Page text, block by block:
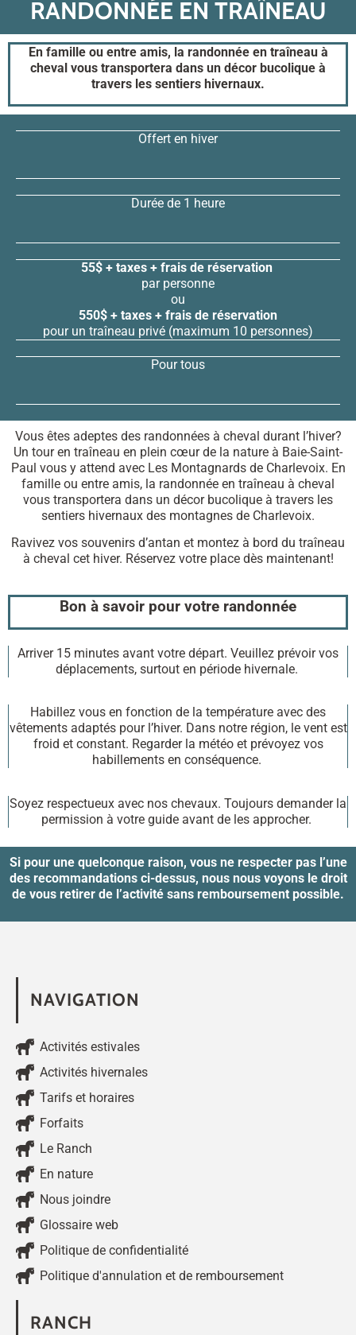
RANDONNÉE EN TRAÎNEAU
En famille ou entre amis, la randonnée en traîneau à
cheval vous transportera dans un décor bucolique à
travers les sentiers hivernaux.
Offert en hiver
Durée de 1 heure
55$ + taxes + frais de réservation
par personne
ou
550$ + taxes + frais de réservation
pour un traîneau privé (maximum 10 personnes)
Pour tous
Vous êtes adeptes des randonnées à cheval durant l’hiver?
Un tour en traîneau en plein cœur de la nature à Baie-Saint-
Paul vous y attend avec Les Montagnards de Charlevoix. En
famille ou entre amis, la randonnée en traîneau à cheval
vous transportera dans un décor bucolique à travers les
sentiers hivernaux des montagnes de Charlevoix.
Ravivez vos souvenirs d’antan et montez à bord du traîneau
à cheval cet hiver. Réservez votre place dès maintenant!
Bon à savoir pour votre randonnée
Arriver 15 minutes avant votre départ. Veuillez prévoir vos
déplacements, surtout en période hivernale.
Habillez vous en fonction de la température avec des
vêtements adaptés pour l’hiver. Dans notre région, le vent est
froid et constant. Regarder la météo et prévoyez vos
habillements en conséquence.
Soyez respectueux avec nos chevaux. Toujours demander la
permission à votre guide avant de les approcher.
Si pour une quelconque raison, vous ne respecter pas l’une
des recommandations ci-dessus, nous nous voyons le droit
de vous retirer de l’activité sans remboursement possible.
NAVIGATION
Activités estivales
Activités hivernales
Tarifs et horaires
Forfaits
Le Ranch
En nature
Nous joindre
Glossaire web
Politique de confidentialité
Politique d'annulation et de remboursement
RANCH